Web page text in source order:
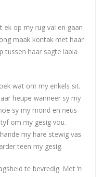
ek op my rug val en gaan
maak kontak met haar
tussen haar sagte labia
wat om my enkels sit.
heupe wanneer sy my
sy my mond en neus
om my gesig vou.
my hare stewig vas
teen my gesig.
te bevredig. Met ‘n